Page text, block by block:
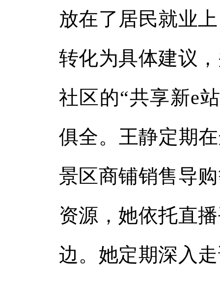
放在了居民就业
转化为具体建议
社区的“共享新e
俱全。王静定期
景区商铺销售导
资源，她依托直
边。她定期深入